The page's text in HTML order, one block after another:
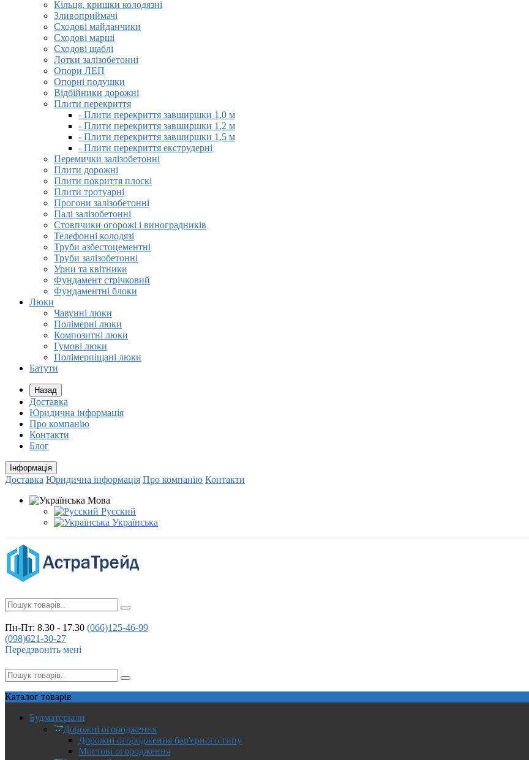
Кільця, кришки колодязні
Зливоприймачі
Сходові майданчики
Сходові марші
Сходові щаблі
Лотки залізобетонні
Опори ЛЕП
Опорні подушки
Відбійники дорожні
Плити перекриття
- Плити перекриття завширшки 1,0 м
- Плити перекриття завширшки 1,2 м
- Плити перекриття завширшки 1,5 м
- Плити перекриття екструдерні
Перемички залізобетонні
Плити дорожні
Плити покриття плоскі
Плити тротуарні
Прогони залізобетонні
Палі залізобетонні
Стовпчики огорожі і виноградників
Телефонні колодязі
Труби азбестоцементні
Труби залізобетонні
Урни та квітники
Фундамент стрічковий
Фундаментні блоки
Люки
Чавунні люки
Полімерні люки
Композитні люки
Гумові люки
Полімерпіщані люки
Батути
Назад
Доставка
Юридична інформація
Про компанію
Контакти
Блог
Інформація
Доставка Юридична інформація Про компанію Контакти
Мова
Русский
Українська
Пн-Пт: 8.30 - 17.30 (066)125-46-99
(098)621-30-27
Передзвоніть мені
Каталог товарів
Будматеріали
Дорожні огородження
Дорожні огородження бар'єрного типу
Мостові огородження